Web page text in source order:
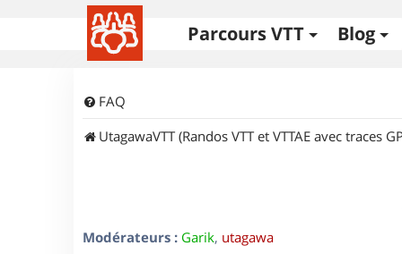
Parcours VTT Blog
FAQ
UtagawaVTT (Randos VTT et VTTAE avec traces
Modérateurs : Garik, utagawa